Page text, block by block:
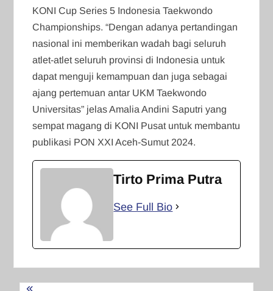
KONI Cup Series 5 Indonesia Taekwondo
Championships. “Dengan adanya pertandingan
nasional ini memberikan wadah bagi seluruh
atlet-atlet seluruh provinsi di Indonesia untuk
dapat menguji kemampuan dan juga sebagai
ajang pertemuan antar UKM Taekwondo
Universitas” jelas Amalia Andini Saputri yang
sempat magang di KONI Pusat untuk membantu
publikasi PON XXI Aceh-Sumut 2024.
Tirto Prima Putra
See Full Bio